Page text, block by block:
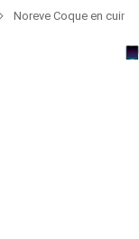
Noreve Coque en cuir